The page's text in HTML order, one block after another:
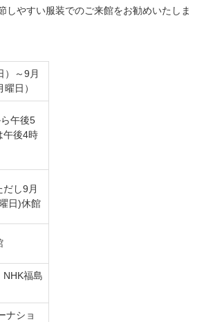
しやすい服装でのご来館をお勧めいたしま
）～9月
日）
午後5
午後4時
し9月
日)休館
NHK福島
ナショ